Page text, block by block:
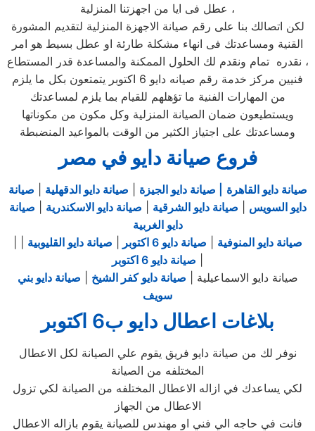
عطل فى ايا من اجهزتنا المنزلية ،
لكن اتصالك بنا على رقم صيانة الاجهزة المنزلية لتقديم المشورة
القنية ومساعدتك فى انهاء مشكلة طارئة او عطل بسيط هو امر
نقدره تمام ونقدم لك الحلول الممكنة والمساعدة قدر المستطاع ،
فنيين مركز خدمة رقم صيانه دايو 6 اكتوبر يتمتعون بكل ما يلزم
من المهارات الفنية ما تؤهلهم للقيام بما يلزم لمساعدتك
ويستطيعون ضمان الصيانة المنزلية وكل مكون من مكوناتها
ومساعدتك على اجتياز الكثير من الوقت بالمواعيد المنضبطة
فروع صيانة دايو في مصر
صيانة دايو القاهرة | صيانة دايو الجيزة صيانة دايو الدقهلية
صيانة
دايو السويس
صيانة دايو الشرقية صيانة دايو الاسكندرية
صيانة
دايو الغربية
صيانة دايو المنوفية صيانة دايو 6 اكتوبر صيانة دايو القليوبية
صيانة دايو 6 اكتوبر
صيانة دايو الاسماعيلية | صيانة دايو كفر الشيخ
صيانة دايو بني
سويف
بلاغات اعطال دايو ب6 اكتوبر
نوفر لك من صيانة دايو فريق يقوم علي الصيانة لكل الاعطال
المختلفه من الصيانة
لكي يساعدك في ازاله الاعطال المختلفه من الصيانة لكي تزول
الاعطال من الجهاز
فانت في حاجه الي فني او مهندس للصيانة يقوم بازاله الاعطال